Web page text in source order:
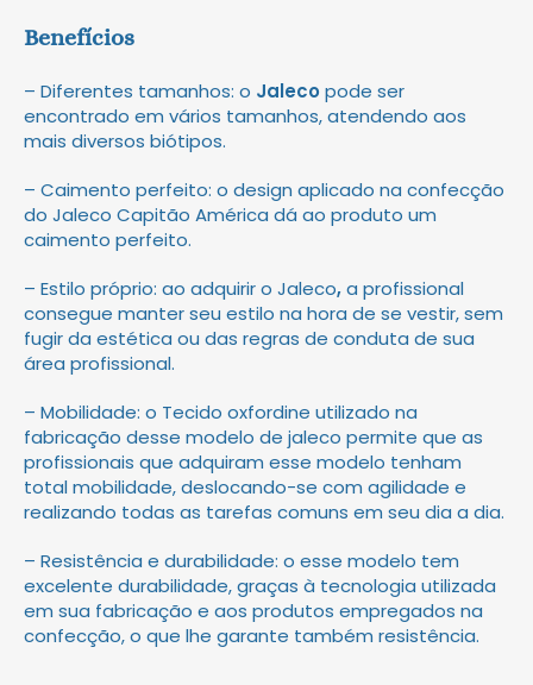
Benefícios
– Diferentes tamanhos: o Jalecopode ser
encontrado em vários tamanhos, atendendo aos
mais diversos biótipos.
– Caimento perfeito: o design aplicado na confecção
do Jaleco Capitão América dá ao produto um
caimento perfeito.
– Estilo próprio: ao adquirir o Jaleco,a profissional
consegue manter seu estilo na hora de se vestir, sem
fugir da estética ou das regras de conduta de sua
área profissional.
– Mobilidade: o Tecido oxfordine utilizado na
fabricação desse modelo de jaleco permite que as
profissionais que adquiram esse modelo tenham
total mobilidade, deslocando-se com agilidade e
realizando todas as tarefas comuns em seu dia a dia.
– Resistência e durabilidade: o esse modelo tem
excelente durabilidade, graças à tecnologia utilizada
em sua fabricação e aos produtos empregados na
confecção, o que lhe garante também resistência.